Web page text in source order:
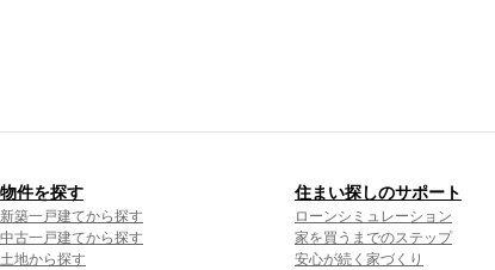
物件を探す
新築一戸建てから探す
中古一戸建てから探す
土地から探す
住まい探しのサポート
ローンシミュレーション
家を買うまでのステップ
安心が続く家づくり